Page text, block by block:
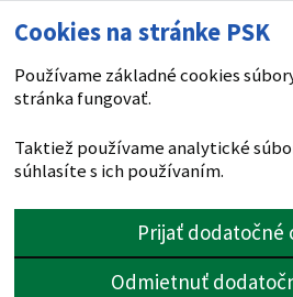
Cookies na stránke PSK
Používame základné cookies
stránka fungovať.
Taktiež používame analytické
súhlasíte s ich používaním.
Prijať dodatočné
Odmietnuť